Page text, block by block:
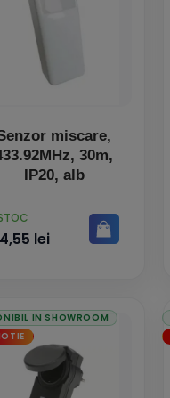
miscare,
30m,
IP20, alb
lei
IN SHOWROOM